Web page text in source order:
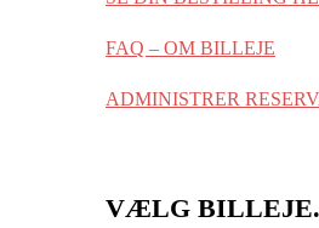
FAQ – OM BILLEJE
ADMINISTRER
VÆLG